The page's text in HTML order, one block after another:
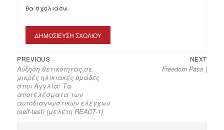
θα σχολιάσω.
PREVIOUS
Αύξηση θετικότητας σε
μικρές ηλικιακές ομάδες
στην Αγγλία: Τα
αποτελέσματα των
αυτοδιαγνωστικών ελέγχων
(self-test) (μελέτη REACT-1)
NEXT
Freedom Pass |